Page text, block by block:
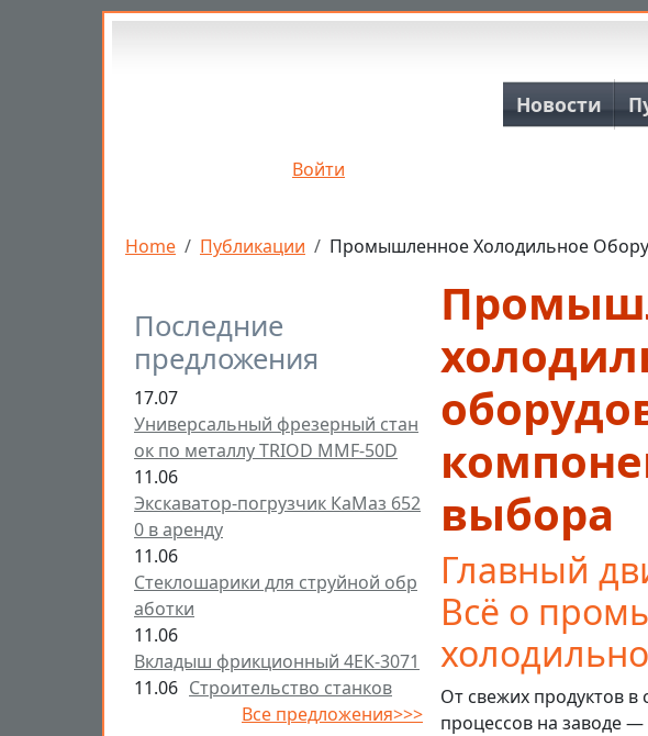
Перейти к основному содержанию
Войти
Новости
Строка навигации
Home Публикации Промышленное Холодильное
Последние
предложения
17.07
Универсальный фрезерный стан
ок по металлу TRIOD MMF-50D
11.06
Экскаватор-погрузчик КаМаз 652
0 в аренду
11.06
Стеклошарики для струйной обр
аботки
11.06
Вкладыш фрикционный 4ЕК-3071
11.06 Строительство станков
Все предложения>>>
выбора
Главный
Всё о
От свежих продуктов
процессов на заводе